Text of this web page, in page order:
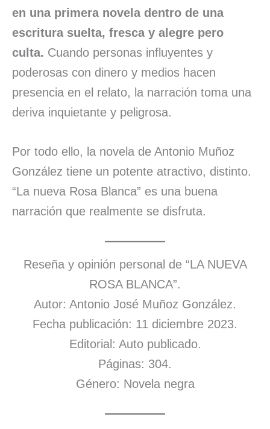
en una primera novela dentro de una
escritura suelta, fresca y alegre pero
culta. Cuando personas influyentes y
poderosas con dinero y medios hacen
presencia en el relato, la narración toma una
deriva inquietante y peligrosa.
Por todo ello, la novela de Antonio Muñoz
González tiene un potente atractivo, distinto.
“La nueva Rosa Blanca” es una buena
narración que realmente se disfruta.
Reseña y opinión personal de “LA NUEVA
ROSA BLANCA”.
Autor: Antonio José Muñoz González.
Fecha publicación: 11 diciembre 2023.
Editorial: Auto publicado.
Páginas: 304.
Género: Novela negra